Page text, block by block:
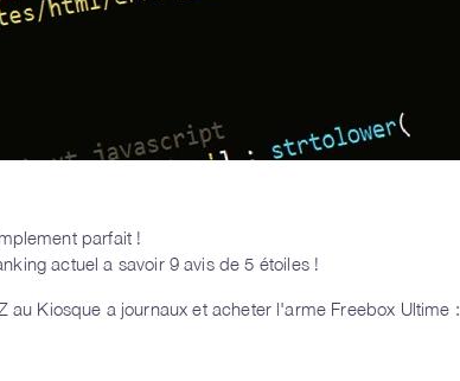
parfait !
actuel a savoir 9 avis de 5 étoiles !
Kiosque a journaux et acheter l'arme Freebox Ultime :